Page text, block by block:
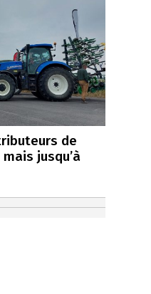
de
jusqu’à